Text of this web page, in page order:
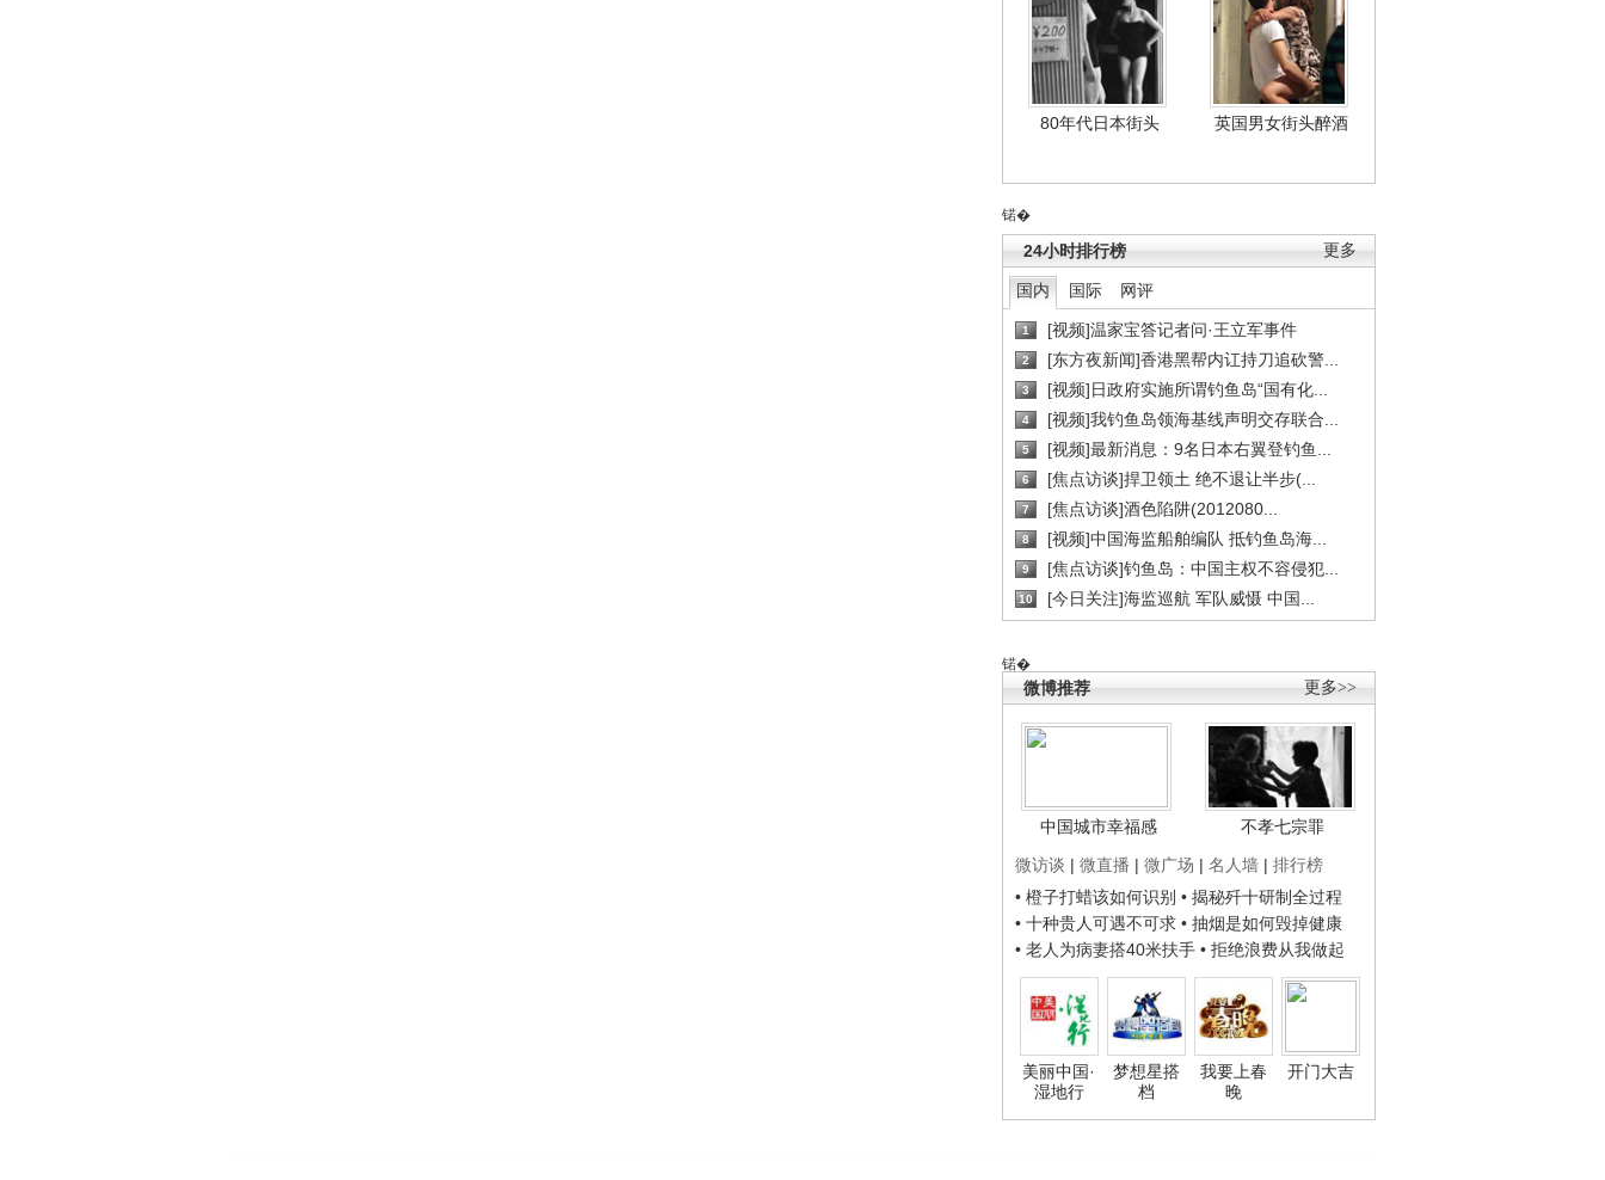
80年代日本街头 英国男女街头醉酒
锘�
更多
24小时排行榜
国内 国际 网评
1 [视频]温家宝答记者问·王立军事件
2 [东方夜新闻]香港黑帮内讧持刀追砍警...
3 [视频]日政府实施所谓钓鱼岛“国有化...
4 [视频]我钓鱼岛领海基线声明交存联合...
5 [视频]最新消息：9名日本右翼登钓鱼...
6 [焦点访谈]捍卫领土 绝不退让半步(...
7 [焦点访谈]酒色陷阱(2012080...
8 [视频]中国海监船舶编队 抵钓鱼岛海...
9 [焦点访谈]钓鱼岛：中国主权不容侵犯...
10 [今日关注]海监巡航 军队威慑 中国...
锘�
更多>>
微博推荐
中国城市幸福感
不孝七宗罪
微访谈 | 微直播 | 微广场 | 名人墙 | 排行榜
• 橙子打蜡该如何识别 • 揭秘歼十研制全过程
• 十种贵人可遇不可求 • 抽烟是如何毁掉健康
• 老人为病妻搭40米扶手 • 拒绝浪费从我做起
美丽中国·
湿地行
梦想星搭
档
我要上春
晚
开门大吉